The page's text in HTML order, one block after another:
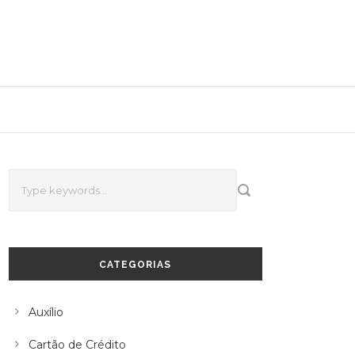
CATEGORIAS
Auxílio
Cartão de Crédito